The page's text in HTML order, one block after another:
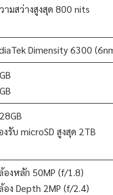
ามสว่างสูงสุด 800 nits
Dimensity 6300
งรับ microSD สูงสุด 2TB
องหลัก 50MP (f/1.8)
อง Depth 2MP (f/2.4)